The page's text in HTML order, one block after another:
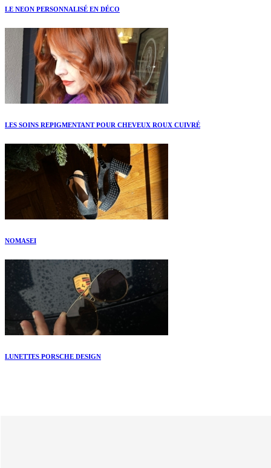
LE NEON PERSONNALISÉ EN DÉCO
LES SOINS REPIGMENTANT POUR CHEVEUX ROUX CUIVRÉ
NOMASEI
LUNETTES PORSCHE DESIGN